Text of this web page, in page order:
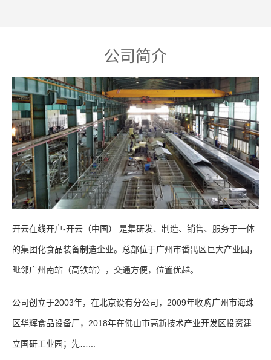
公司简介
开云在线开户-开云（中国） 是集研发、制造、销售、服务于一体
的集团化食品装备制造企业。总部位于广州市番禺区巨大产业园，
毗邻广州南站（高铁站），交通方便，位置优越。
公司创立于2003年，在北京设有分公司，2009年收购广州市海珠
区华辉食品设备厂，2018年在佛山市高新技术产业开发区投资建
立国研工业园；先…...